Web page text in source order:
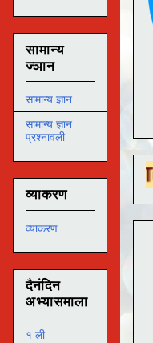
You Tube
सामान्य
ज्ञान
सामान्य ज्ञान
सामान्य ज्ञान
प्रश्नावली
व्याकरण
व्याकरण
दैनंदिन
अभ्यासमाला
१ ली